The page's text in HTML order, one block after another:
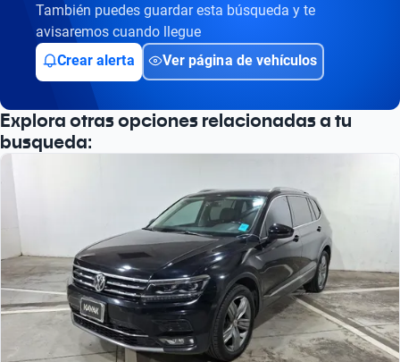
También puedes guardar esta búsqueda y te
avisaremos cuando llegue
Crear alerta
Ver página de vehículos
Explora otras opciones relacionadas a tu
busqueda: